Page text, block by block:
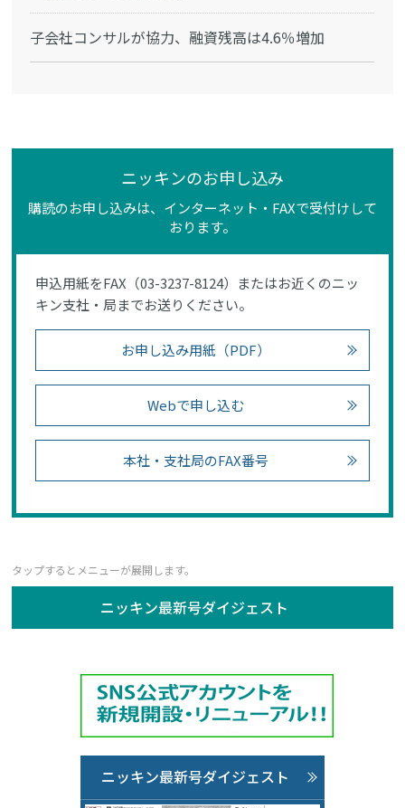
子会社コンサルが協力、融資残高は4.6％増加
ニッキンのお申し込み
購読のお申し込みは、インターネット・FAXで受付けして
おります。
申込用紙をFAX（03-3237-8124）またはお近くのニッ
キン支社・局までお送りください。
お申し込み用紙（PDF）
Webで申し込む
本社・支社局のFAX番号
ニッキン最新号ダイジェスト
ニッキン最新号ダイジェスト